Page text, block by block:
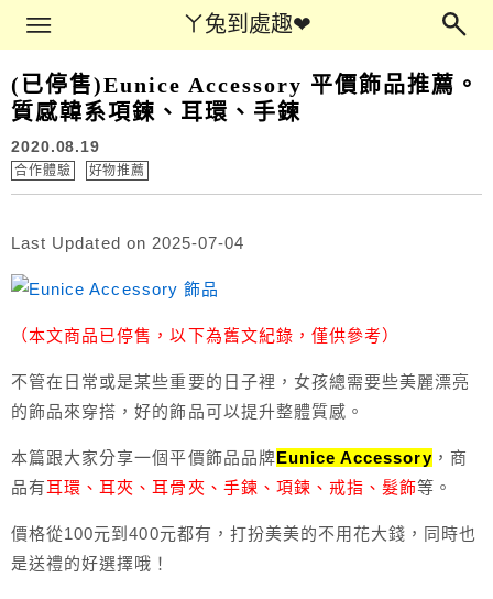
ㄚ兔到處趣❤
Main Menu
(已停售)Eunice Accessory 平價飾品推薦。
質感韓系項鍊、耳環、手鍊
2020.08.19
合作體驗 好物推薦
Last Updated on 2025-07-04
（本文商品已停售，以下為舊文紀錄，僅供參考）
不管在日常或是某些重要的日子裡，女孩總需要些美麗漂亮
的飾品來穿搭，好的飾品可以提升整體質感。
本篇跟大家分享一個平價飾品品牌Eunice Accessory，商
品有耳環、耳夾、耳骨夾、手鍊、項鍊、戒指、髮飾等。
價格從100元到400元都有，打扮美美的不用花大錢，同時也
是送禮的好選擇哦！